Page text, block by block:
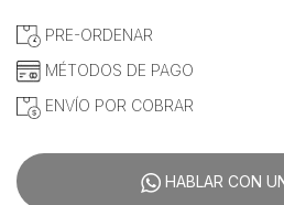
PRE-ORDENAR
MÉTODOS DE PAGO
ENVÍO POR COBRAR
HABLAR CON